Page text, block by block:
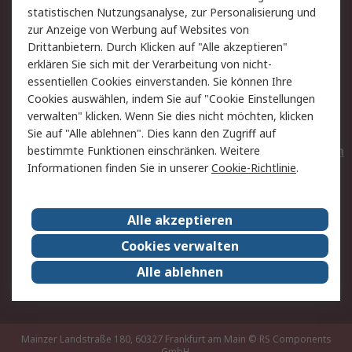
Hilfe
Privatkunden
Rechtliches
AGB
Datenschutz
Cookie-Richtlinie
Zahlungsbedingungen
Copyright/Impressum
Entsorgung
Elektrogeräte/Batterien
RS weltweit
Karriere bei RS
Nachhaltigkeit
Qualität/Umwelt/ZertifikatePresse-Center
Event-Center
Mainzer Landstraße 180, 60327 Frankfurt am Main © RS Components
statistischen Nutzungsanalyse, zur Personalisierung und
zur Anzeige von Werbung auf Websites von
Drittanbietern. Durch Klicken auf "Alle akzeptieren"
erklären Sie sich mit der Verarbeitung von nicht-
essentiellen Cookies einverstanden. Sie können Ihre
Cookies auswählen, indem Sie auf "Cookie Einstellungen
verwalten" klicken. Wenn Sie dies nicht möchten, klicken
Sie auf "Alle ablehnen". Dies kann den Zugriff auf
bestimmte Funktionen einschränken. Weitere
Informationen finden Sie in unsererCookie-Richtlinie.
Alle akzeptieren
Cookies verwalten
Alle ablehnen